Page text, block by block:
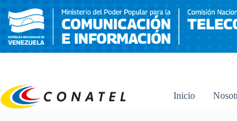
contenido
Inicio